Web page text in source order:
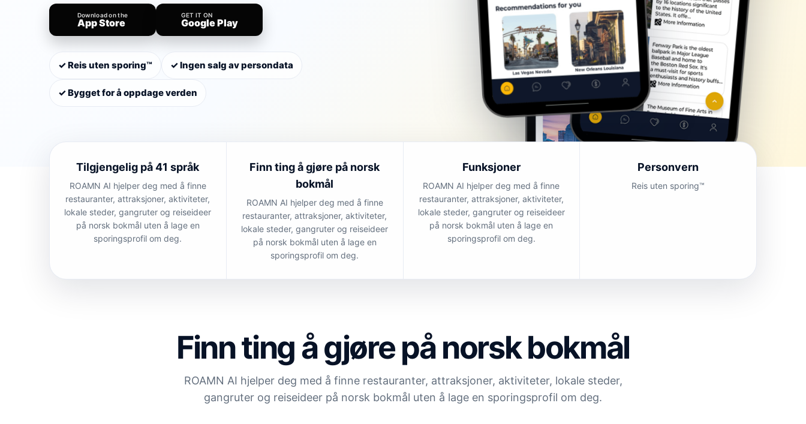
Download on the
App Store
GET IT ON
Google Play
✓ Reis uten sporing™ ✓ Ingen salg av persondata
✓ Bygget for å oppdage verden
Tilgjengelig på 41 språk
ROAMN AI hjelper deg med å finne
restauranter, attraksjoner, aktiviteter,
lokale steder, gangruter og reiseideer
på norsk bokmål uten å lage en
sporingsprofil om deg.
Finn ting å gjøre på norsk
bokmål
ROAMN AI hjelper deg med å finne
restauranter, attraksjoner, aktiviteter,
lokale steder, gangruter og reiseideer
på norsk bokmål uten å lage en
sporingsprofil om deg.
Funksjoner
ROAMN AI hjelper deg med å finne
restauranter, attraksjoner, aktiviteter,
lokale steder, gangruter og reiseideer
på norsk bokmål uten å lage en
sporingsprofil om deg.
Personvern
Reis uten sporing™
Finn ting å gjøre på norsk bokmål
ROAMN AI hjelper deg med å finne restauranter, attraksjoner, aktiviteter, lokale steder,
gangruter og reiseideer på norsk bokmål uten å lage en sporingsprofil om deg.